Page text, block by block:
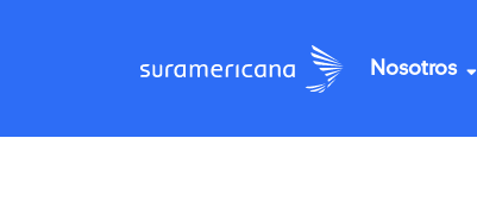
Nosotros